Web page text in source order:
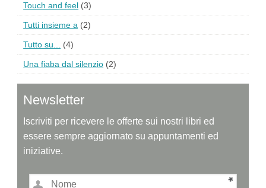
Touch and feel (3)
Tutti insieme a (2)
Tutto su... (4)
Una fiaba dal silenzio (2)
Newsletter
Iscriviti per ricevere le offerte sui nostri libri ed
essere sempre aggiornato su appuntamenti ed
iniziative.